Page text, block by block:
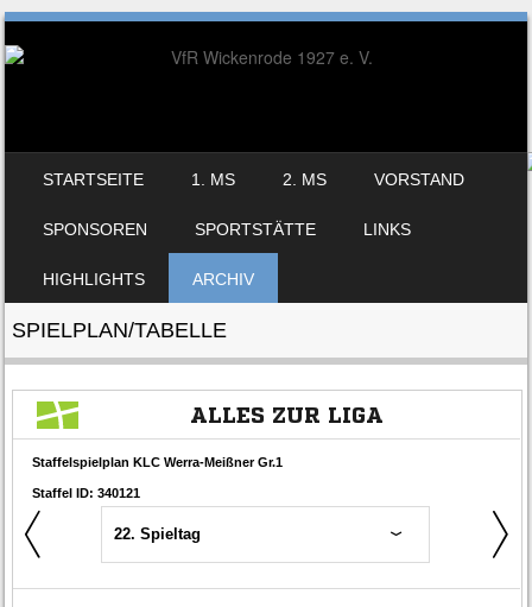
STARTSEITE 1. MS 2. MS VORSTAND
SPONSOREN SPORTSTÄTTE LINKS
HIGHLIGHTS ARCHIV
SPIELPLAN/TABELLE